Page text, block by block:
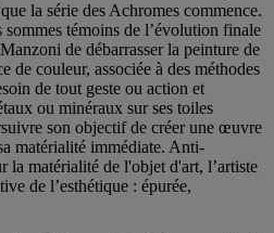
la série des Achromes commence.
témoins de l’évolution finale
de débarrasser la peinture de
de couleur, associée à des méthodes
de tout geste ou action et
ou minéraux sur ses toiles
son objectif de créer une œuvre
matérialité immédiate. Anti-
la matérialité de l'objet d'art, l’artiste
de l’esthétique : épurée,